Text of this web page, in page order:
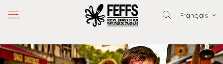
Français